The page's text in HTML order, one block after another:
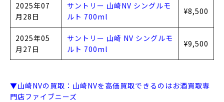
2025年07
月28日
サントリー 山崎NV シングルモ
ルト 700ml
¥8,500
2025年05
月27日
サントリー 山崎 NV シングルモ
ルト 700ml
¥9,500
▼山崎NVの買取：山崎NVを高価買取できるのはお酒買取専
門店ファイブニーズ